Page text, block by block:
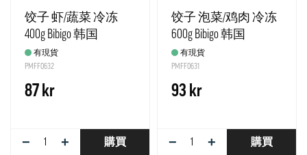
饺子 虾/蔬菜 冷冻
400g Bibigo 韩国
有現貨
PMFF0632
87 kr
− + 購買
饺子 泡菜/鸡肉 冷冻
600g Bibigo 韩国
有現貨
PMFF0631
93 kr
− + 購買